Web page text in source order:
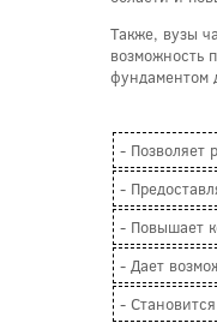
Также, вузы
возможность
фундаментом
- Позволяет
-
- Повышает
- Дает
-